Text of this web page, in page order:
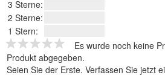
3 Sterne:
2 Sterne:
1 Stern:
Es wurde noch keine
Produkt abgegeben.
Seien Sie der Erste. Verfassen Sie jetzt